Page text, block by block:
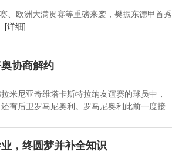
、欧洲大满贯赛等重磅来袭，樊振东德甲首秀
[详细]
协商解约
米尼亚奇维塔卡斯特拉纳友谊赛的球员中，
有后卫罗马尼奥利。罗马尼奥利此前一度接
，终圆梦并补全知识